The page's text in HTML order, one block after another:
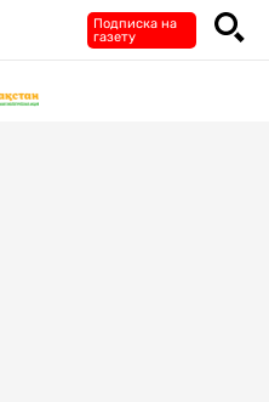
Подписка на
газету